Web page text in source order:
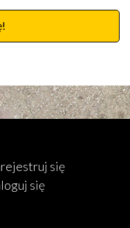
się
się